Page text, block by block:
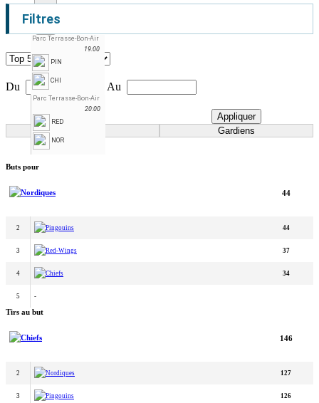
Parc Terrasse-Bon-Air
19:00
PIN
CHI
Parc Terrasse-Bon-Air
20:00
RED
NOR
Filtres
Du Au
Appliquer
Gardiens
Buts pour
Nordiques 44
2 Pingouins 44
3 Red-Wings 37
4 Chiefs 34
5 -
Tirs au but
Chiefs 146
2 Nordiques 127
3 Pingouins 126